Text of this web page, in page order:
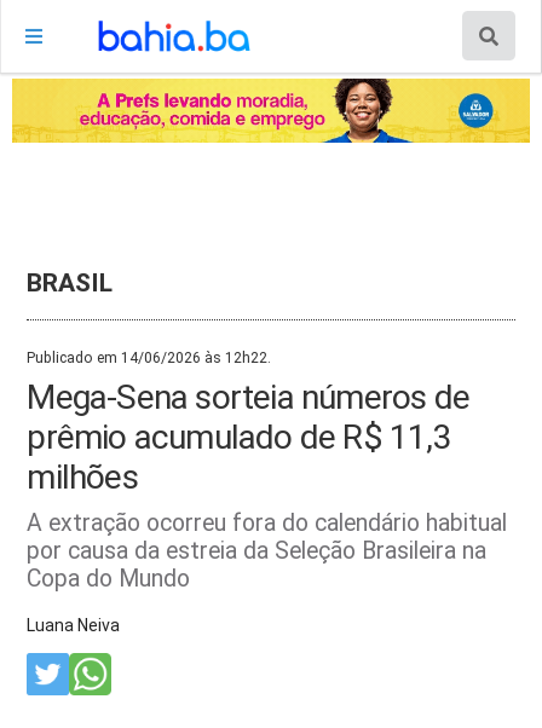
BRASIL
Publicado em 14/06/2026 às 12h22.
Mega-Sena sorteia números de
prêmio acumulado de R$ 11,3
milhões
A extração ocorreu fora do calendário habitual
por causa da estreia da Seleção Brasileira na
Copa do Mundo
Luana Neiva